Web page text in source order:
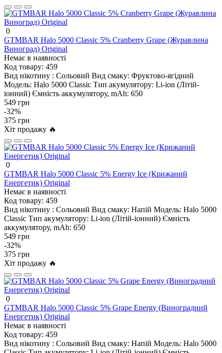
0
GTMBAR Halo 5000 Classic 5% Cranberry Grape (Журавлина
Виноград) Original
Немає в наявності
Код товару: 459
Вид нікотину : Сольовий Вид смаку: Фруктово-ягідний
Модель: Halo 5000 Classic Тип акумулятору: Li-ion (Літій-
іонний) Ємність аккумулятору, mAh: 650
549 грн
-32%
375 грн
Хіт продажу 🔥
0
GTMBAR Halo 5000 Classic 5% Energy Ice (Крижаний
Енергетик) Original
Немає в наявності
Код товару: 459
Вид нікотину : Сольовий Вид смаку: Напій Модель: Halo 5000
Classic Тип акумулятору: Li-ion (Літій-іонний) Ємність
аккумулятору, mAh: 650
549 грн
-32%
375 грн
Хіт продажу 🔥
0
GTMBAR Halo 5000 Classic 5% Grape Energy (Виноградний
Енергетик) Original
Немає в наявності
Код товару: 459
Вид нікотину : Сольовий Вид смаку: Напій Модель: Halo 5000